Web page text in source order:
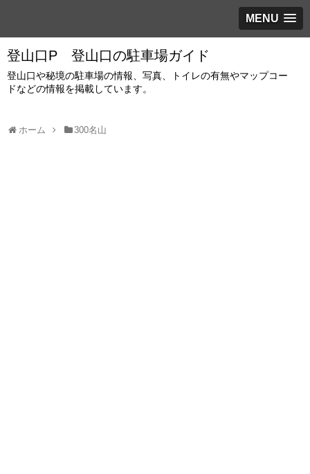
MENU
登山口P 登山口の駐車場ガイド
登山口や秘境の駐車場の情報、写真、トイレの有無やマップコー
ドなどの情報を掲載しています。
ホーム 300名山